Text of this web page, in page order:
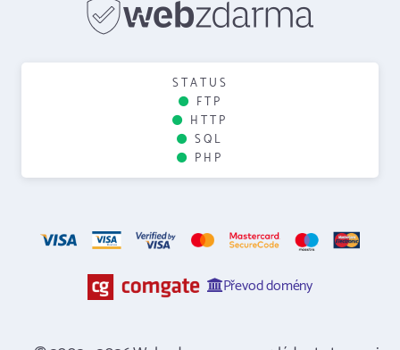
STATUS
FTP
HTTP
SQL
PHP
Převod domény